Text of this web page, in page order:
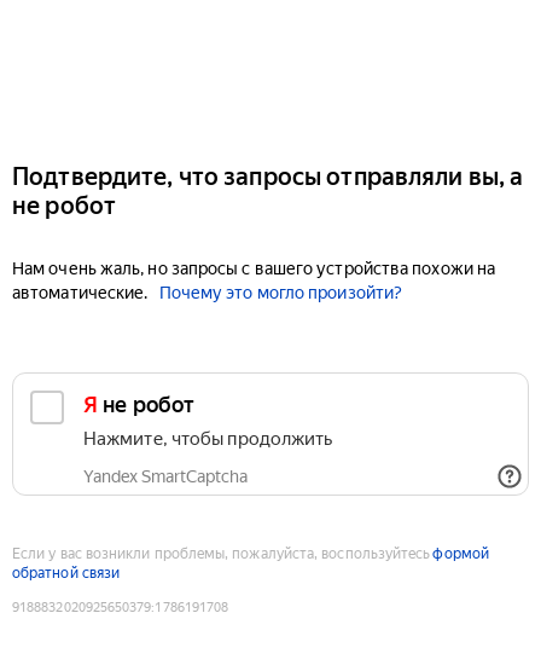
Подтвердите, что запросы отправляли вы, а
не робот
Нам очень жаль, но запросы с вашего устройства похожи на
автоматические.
Почему это могло произойти?
Я не робот
Нажмите, чтобы продолжить
Yandex SmartCaptcha
Если у вас возникли проблемы, пожалуйста, воспользуйтесьформой
обратной связи
9188832020925650379:1786191708